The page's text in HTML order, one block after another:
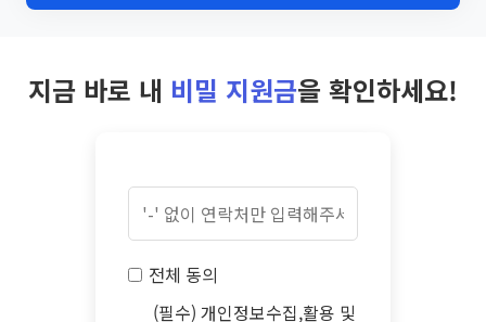
지금 바로 내 비밀 지원금을 확인하세요!
전체 동의
(필수) 개인정보수집,활용 및